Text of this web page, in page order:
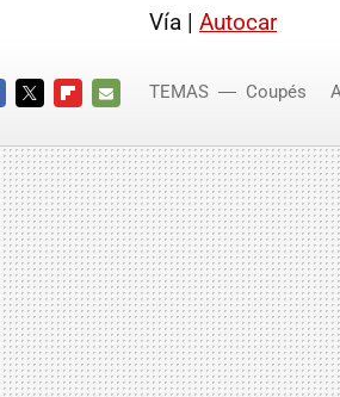
Vía | Autocar
MAIL
TEMAS Coupés